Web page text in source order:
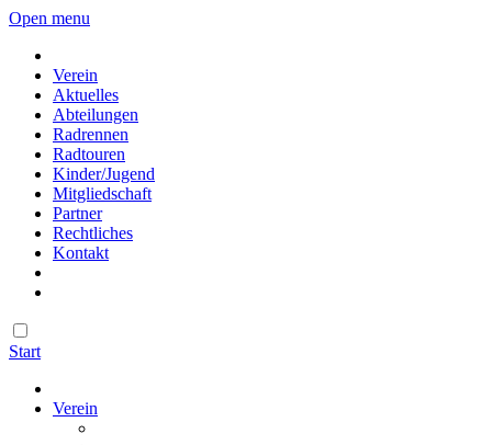
Open menu
Verein
Aktuelles
Abteilungen
Radrennen
Radtouren
Kinder/Jugend
Mitgliedschaft
Partner
Rechtliches
Kontakt
Start
Verein